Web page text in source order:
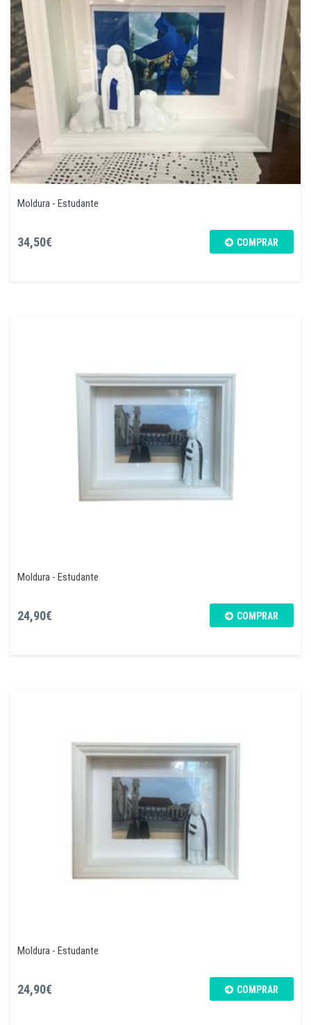
Moldura - Estudante
34,50€ COMPRAR
Moldura - Estudante
24,90€ COMPRAR
Moldura - Estudante
24,90€ COMPRAR